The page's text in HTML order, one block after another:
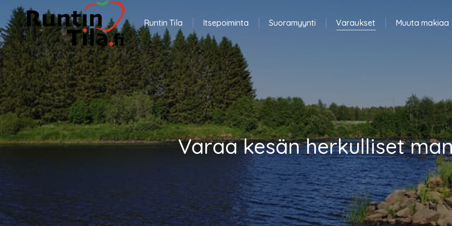
Runtin Tila Itsepoiminta Suoramyynti Varaukset Muuta makiaa
Varaa kesän herkulliset